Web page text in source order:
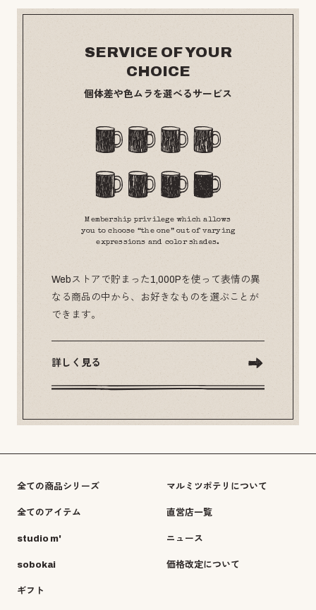
SERVICE OF YOUR
CHOICE
個体差や色ムラを選べるサービス
Membership privilege which allows
you to choose “the one” out of varying
expressions and color shades.
Webストアで貯まった1,000Pを使って表情の異
なる商品の中から、お好きなものを選ぶことが
できます。
詳しく見る
全ての商品シリーズ
全てのアイテム
studio m'
sobokai
ギフト
マルミツポテリについて
直営店一覧
ニュース
価格改定について